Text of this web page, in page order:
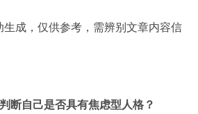
生成，仅供参考，需辨别文章内容信
断自己是否具有焦虑型人格？